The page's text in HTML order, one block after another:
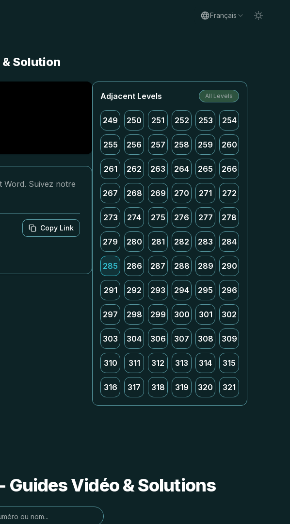
Français
Solution
Word. Suivez notre
Copy Link
Adjacent Levels All Levels
249 250 251 252 253 254
255 256 257 258 259 260
261 262 263 264 265 266
267 268 269 270 271 272
273 274 275 276 277 278
279 280 281 282 283 284
285 286 287 288 289 290
291 292 293 294 295 296
297 298 299 300 301 302
303 304 306 307 308 309
310 311 312 313 314 315
316 317 318 319 320 321
Guides Vidéo & Solutions